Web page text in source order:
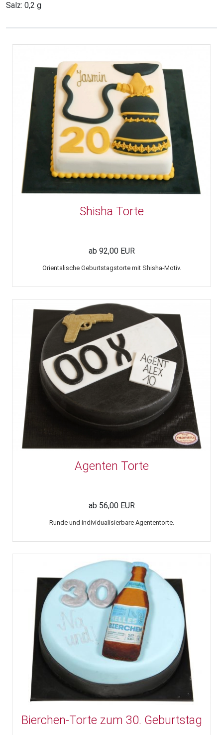
Salz: 0,2 g
Shisha Torte
ab 92,00 EUR
Orientalische Geburtstagstorte mit Shisha-Motiv.
Agenten Torte
ab 56,00 EUR
Runde und individualisierbare Agententorte.
Bierchen-Torte zum 30. Geburtstag